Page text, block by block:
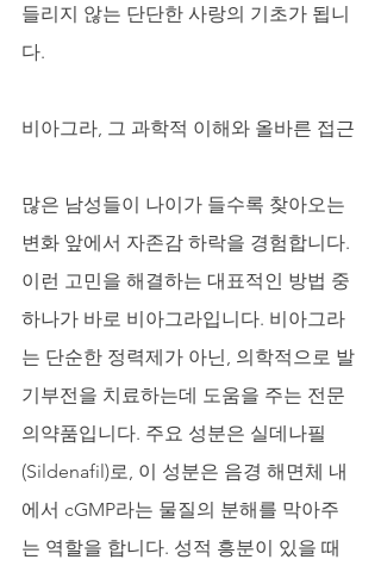
들리지 않는 단단한 사랑의 기초가 됩니
다.
비아그라, 그 과학적 이해와 올바른 접근
많은 남성들이 나이가 들수록 찾아오는
변화 앞에서 자존감 하락을 경험합니다.
이런 고민을 해결하는 대표적인 방법 중
하나가 바로 비아그라입니다. 비아그라
는 단순한 정력제가 아닌, 의학적으로 발
기부전을 치료하는데 도움을 주는 전문
의약품입니다. 주요 성분은 실데나필
(Sildenafil)로, 이 성분은 음경 해면체 내
에서 cGMP라는 물질의 분해를 막아주
는 역할을 합니다. 성적 흥분이 있을 때